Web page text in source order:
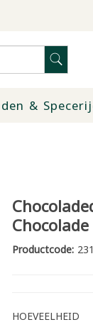
&
Productcode:
HOEVEELHEID